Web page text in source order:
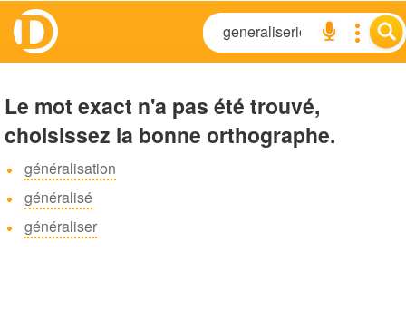
Le mot exact n'a pas été trouvé,
choisissez la bonne orthographe.
généralisation
généralisé
généraliser